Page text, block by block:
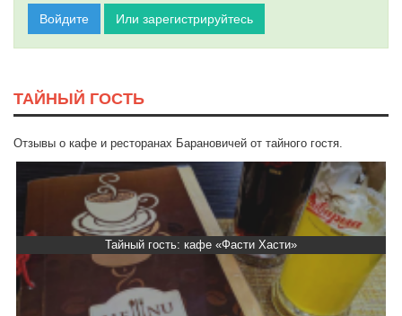
Войдите Или зарегистрируйтесь
ТАЙНЫЙ ГОСТЬ
Отзывы о кафе и ресторанах Барановичей от тайного гостя.
Тайный гость: кафе «Фасти Хасти»